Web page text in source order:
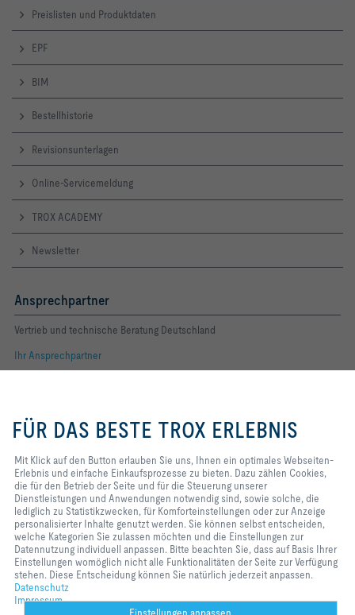
Preislisten und Produktdaten
EPF
BIM
Bestellhistorie
Revisionsunterlagen
Online-Servicemeldung
TROX ACADEMY
Newsletter
Ansprechpartner
Vertrieb und technische Beratung Deutschland
Ihr Ansprechpartner
YOUTUBE
FACEBOOK
LINKEDIN
INSTAGRAM
Home Kontakt Impressum
Einkaufsbedingungen
Code of Conduct
Datenschutz
Sie uns, Ihnen ein optimales
Webseiten-Erlebnis und einfache
zählen Cookies, die für den
Betrieb der Seite und für die
Steuerung unserer
Dienstleistungen und
Anwendungen notwendig sind,
sowie solche, die lediglich zu
Statistikzwecken, für
Komforteinstellungen oder zur
Anzeige personalisierter Inhalte
genutzt werden. Sie können selbst
Sie zulassen möchten und die
Einstellungen zur Datennutzung
FÜR DAS BESTE TROX ERLEBNIS
Mit Klick auf den Button erlauben Sie uns, Ihnen ein optimales Webseiten-
Erlebnis und einfache Einkaufsprozesse zu bieten. Dazu zählen Cookies,
die für den Betrieb der Seite und für die Steuerung unserer
Dienstleistungen und Anwendungen notwendig sind, sowie solche, die
lediglich zu Statistikzwecken, für Komforteinstellungen oder zur Anzeige
personalisierter Inhalte genutzt werden. Sie können selbst entscheiden,
welche Kategorien Sie zulassen möchten und die Einstellungen zur
Datennutzung individuell anpassen. Bitte beachten Sie, dass auf Basis Ihrer
Einstellungen womöglich nicht alle Funktionalitäten der Seite zur Verfügung
stehen. Diese Entscheidung können Sie natürlich jederzeit anpassen.
Datenschutz
Impressum